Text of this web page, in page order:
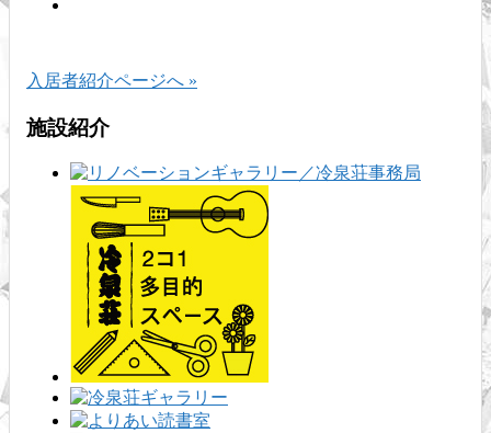
入居者紹介ページへ »
施設紹介